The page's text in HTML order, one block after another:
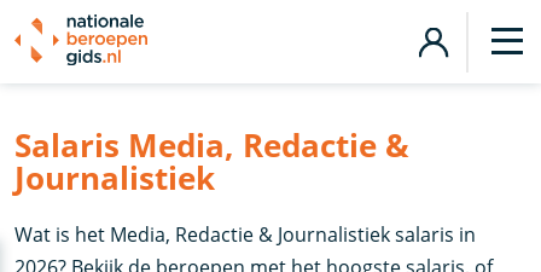
Salaris Media, Redactie &
Journalistiek
Wat is het Media, Redactie & Journalistiek salaris in